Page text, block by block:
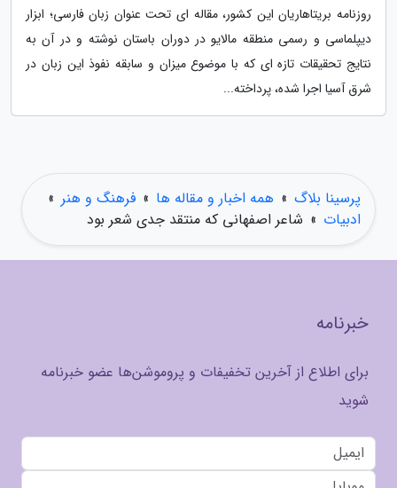
روزنامه بریتاهاریان این کشور، مقاله ای تحت عنوان زبان فارسی؛ ابزار
دیپلماسی و رسمی منطقه مالایو در دوران باستان نوشته و در آن به
نتایج تحقیقات تازه ای که با موضوع میزان و سابقه نفوذ این زبان در
شرق آسیا اجرا شده، پرداخته...
پرسینا بلاگ » همه اخبار و مقاله ها » فرهنگ و هنر »
ادبیات » شاعر اصفهانی که منتقد جدی شعر بود
خبرنامه
برای اطلاع از آخرین تخفیفات و پروموشن‌ها عضو خبرنامه
شوید